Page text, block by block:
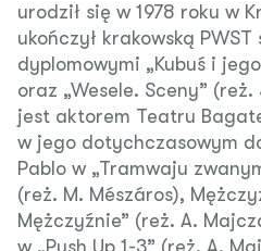
urodził się w 1978 roku w
ukończył krakowską
dyplomowymi „Kubuś i
oraz „Wesele. Sceny”
jest aktorem Teatru
w jego dotychczasowym
Pablo w „Tramwaju
(reż. M. Mészáros),
Mężczyźnie” (reż. A.